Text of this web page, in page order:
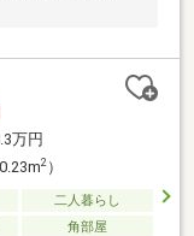
万円
2）
二人暮らし
角部屋